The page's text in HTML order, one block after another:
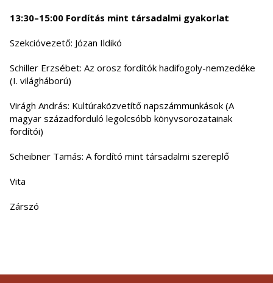
13:30–15:00 Fordítás mint társadalmi gyakorlat
Szekcióvezető: Józan Ildikó
Schiller Erzsébet: Az orosz fordítók hadifogoly-nemzedéke
(I. világháború)
Virágh András: Kultúraközvetítő napszámmunkások (A
magyar századforduló legolcsóbb könyvsorozatainak
fordítói)
Scheibner Tamás: A fordító mint társadalmi szereplő
Vita
Zárszó